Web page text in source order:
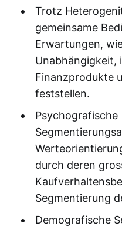
Trotz
gemeinsame
Erwartungen,
Unabhängigkeit,
Finanzprodukte
feststellen.
Psychografische
durch deren
Segmentierung
Demografische